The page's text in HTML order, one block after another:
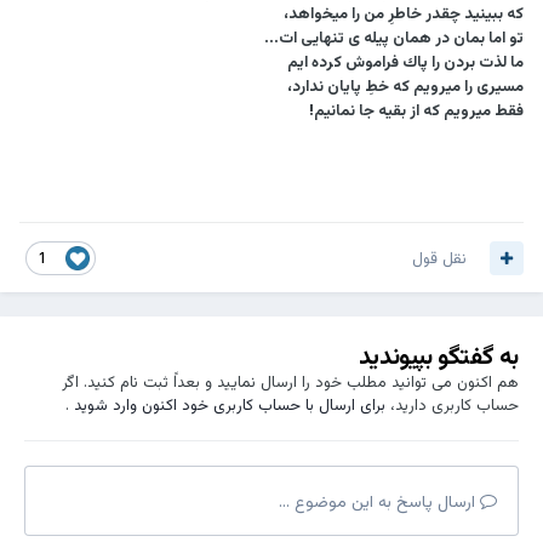
كه ببينيد چقدر خاطرِ من را ميخواهد،
تو اما بمان در همان پيله ى تنهايى ات...
ما لذت بردن را پاك فراموش كرده ايم
مسيرى را ميرويم كه خطِ پايان ندارد،
فقط ميرويم كه از بقيه جا نمانيم!
نقل قول
به گفتگو بپیوندید
هم اکنون می توانید مطلب خود را ارسال نمایید و بعداً ثبت نام کنید. اگر
حساب کاربری دارید، برای ارسال با حساب کاربری خود اکنون وارد شوید.
ارسال پاسخ به این موضوع ...